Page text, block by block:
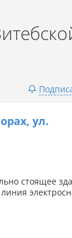
ул.
стоящее